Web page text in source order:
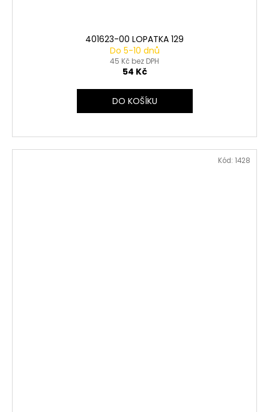
401623-00 LOPATKA 129
Do 5-10 dnů
45 Kč bez DPH
54 Kč
DO KOŠÍKU
Kód: 1428